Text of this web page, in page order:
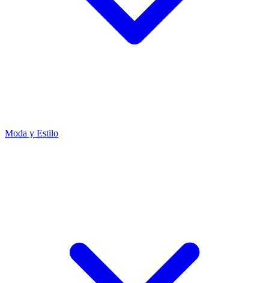
Moda y Estilo